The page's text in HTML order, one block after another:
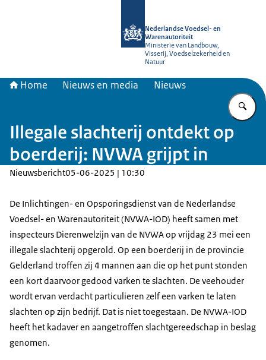
Nederlandse Voedsel- en
Warenautoriteit
Ministerie van Landbouw,
Visserij, Voedselzekerheid en
Natuur
Home Nieuws en media Nieuws
Illegale slachterij ontdekt op
boerderij: NVWA grijpt in
Nieuwsbericht05-06-2025 | 10:30
De Inlichtingen- en Opsporingsdienst van de Nederlandse
Voedsel- en Warenautoriteit (NVWA-IOD) heeft samen met
inspecteurs Dierenwelzijn van de NVWA op vrijdag 23 mei een
illegale slachterij opgerold. Op een boerderij in de provincie
Gelderland troffen zij 4 mannen aan die op het punt stonden
een kort daarvoor gedood varken te slachten. De veehouder
wordt ervan verdacht particulieren zelf een varken te laten
slachten op zijn bedrijf. Dat is niet toegestaan. De NVWA-IOD
heeft het kadaver en aangetroffen slachtgereedschap in beslag
genomen.